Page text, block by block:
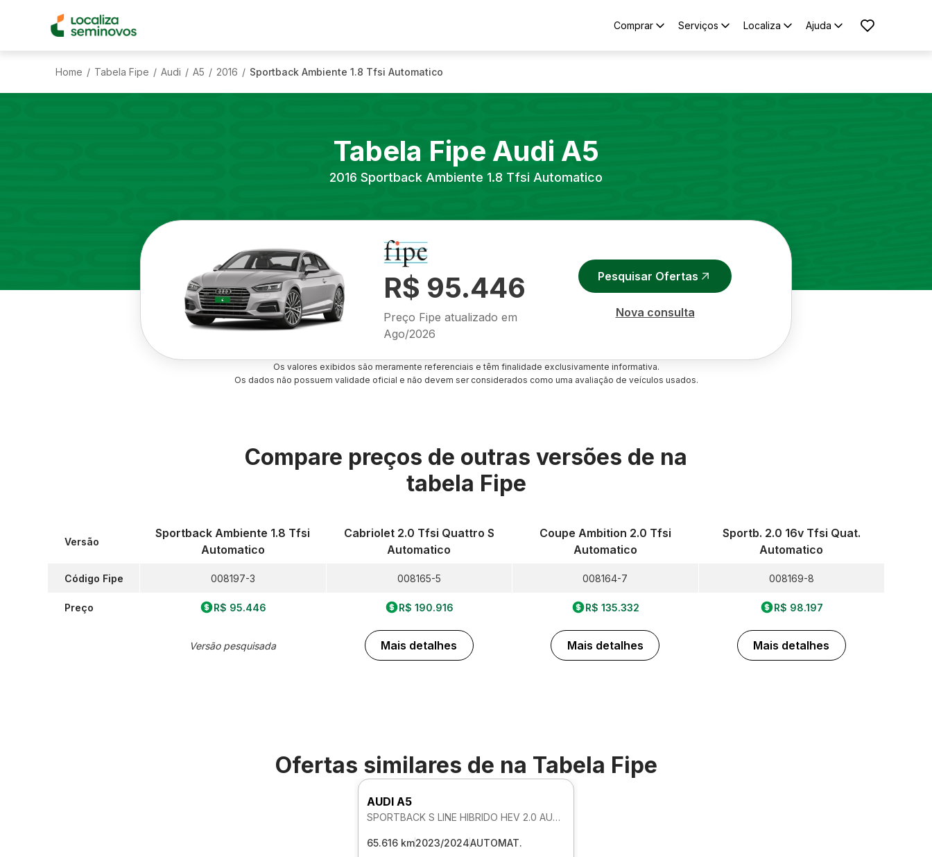
Comprar Serviços Localiza Ajuda
Home / Tabela Fipe / Audi / A5 / 2016 / Sportback Ambiente 1.8 Tfsi Automatico
Tabela Fipe Audi A5
2016 Sportback Ambiente 1.8 Tfsi Automatico
R$ 95.446
Preço Fipe atualizado em
Ago/2026
Pesquisar Ofertas
Nova consulta
Os valores exibidos são meramente referenciais e têm finalidade exclusivamente informativa.
Os dados não possuem validade oficial e não devem ser considerados como uma avaliação de veículos usados.
Compare preços de outras versões de na
tabela Fipe
Versão
Código Fipe
Preço
Sportback Ambiente 1.8 Tfsi
Automatico
008197-3
R$ 95.446
Versão pesquisada
Cabriolet 2.0 Tfsi Quattro S
Automatico
008165-5
R$ 190.916
Mais detalhes
Coupe Ambition 2.0 Tfsi
Automatico
008164-7
R$ 135.332
Mais detalhes
Sportb. 2.0 16v Tfsi Quat.
Automatico
008169-8
R$ 98.197
Mais detalhes
Ofertas similares de na Tabela Fipe
AUDI A5
SPORTBACK S LINE HIBRIDO HEV 2.0 AUTOMATICO
65.616 km2023/2024AUTOMAT.